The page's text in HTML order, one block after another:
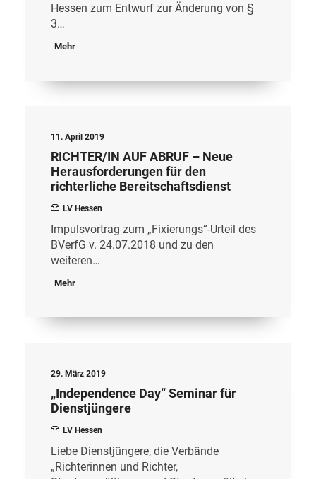
Hessen zum Entwurf zur Änderung von §
3…
Mehr
11. April 2019
RICHTER/IN AUF ABRUF – Neue
Herausforderungen für den
richterliche Bereitschaftsdienst
LV Hessen
Impulsvortrag zum „Fixierungs“-Urteil des
BVerfG v. 24.07.2018 und zu den
weiteren…
Mehr
29. März 2019
„Independence Day“ Seminar für
Dienstjüngere
LV Hessen
Liebe Dienstjüngere, die Verbände
„Richterinnen und Richter,